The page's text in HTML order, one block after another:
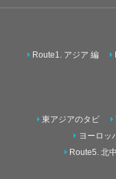
Route1. アジア 編
東アジアのタビ
ヨーロッ
Route5. 北